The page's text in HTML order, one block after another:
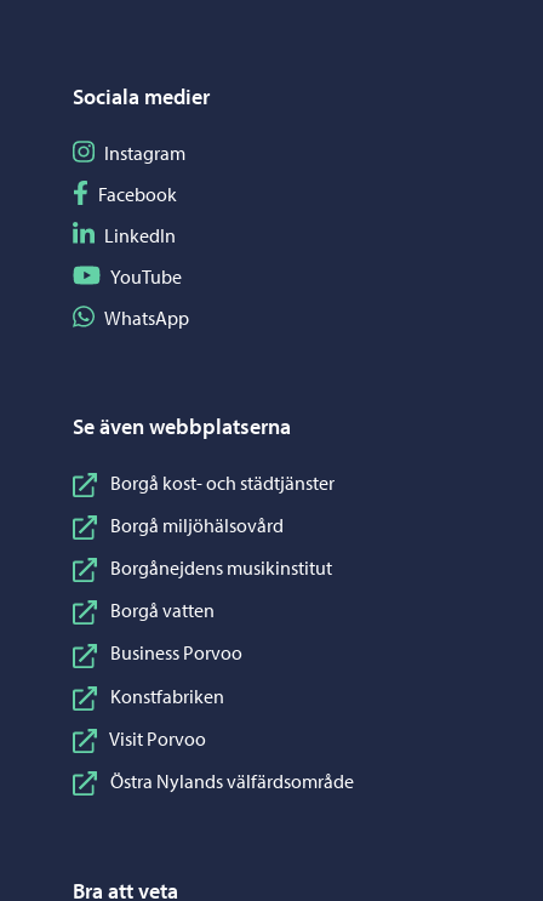
Sociala medier
Följ på Instagram
Instagram
Följ på Facebook
Facebook
Följ på LinkedIn
LinkedIn
Följ på YouTube
YouTube
Dela på WhatsApp
WhatsApp
Se även webbplatserna
Borgå kost- och städtjänster
Borgå miljöhälsovård
Borgånejdens musikinstitut
Borgå vatten
Business Porvoo
Konstfabriken
Visit Porvoo
Östra Nylands välfärdsområde
Bra att veta